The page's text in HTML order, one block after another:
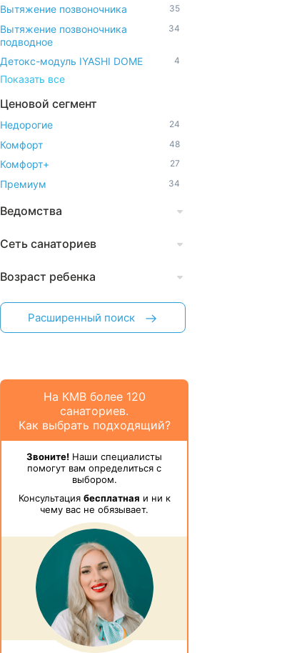
Вытяжение позвоночника 35
Вытяжение позвоночника
подводное
34
Детокс-модуль IYASHI DOME 4
Показать все
Ценовой сегмент
Недорогие 24
Комфорт 48
Комфорт+ 27
Премиум 34
Ведомства
Сеть санаториев
Возраст ребенка
Расширенный поиск
На КМВ более 120
санаториев.
Как выбрать подходящий?
Звоните! Наши специалисты
помогут вам определиться с
выбором.
Консультация бесплатная и ни к
чему вас не обязывает.